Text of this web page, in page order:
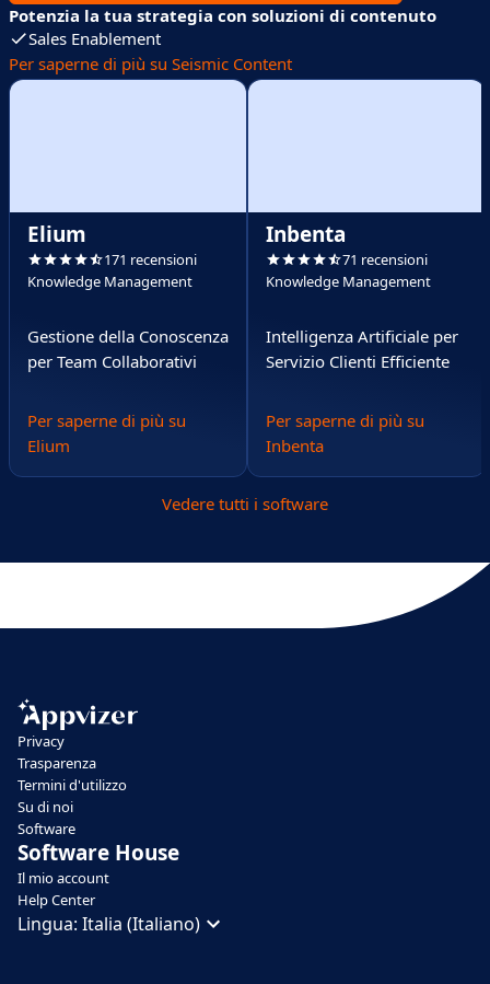
Potenzia la tua strategia con soluzioni di contenuto
Sales Enablement
Per saperne di più su Seismic Content
Elium
171 recensioni
Knowledge Management
Gestione della Conoscenza
per Team Collaborativi
Per saperne di più su
Elium
Inbenta
71 recensioni
Knowledge Management
Intelligenza Artificiale per
Servizio Clienti Efficiente
Per saperne di più su
Inbenta
Vedere tutti i software
Privacy
Trasparenza
Termini d'utilizzo
Su di noi
Software
Software House
Il mio account
Help Center
Lingua: Italia (Italiano)